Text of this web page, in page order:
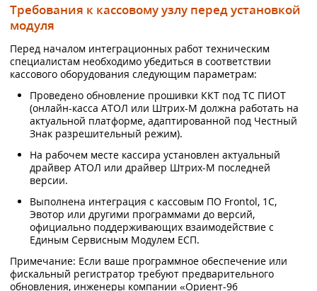
Требования к кассовому узлу перед установкой
модуля
Перед началом интеграционных работ техническим
специалистам необходимо убедиться в соответствии
кассового оборудования следующим параметрам:
Проведено обновление прошивки ККТ под ТС ПИОТ
(онлайн-касса АТОЛ или Штрих-М должна работать на
актуальной платформе, адаптированной под Честный
Знак разрешительный режим).
На рабочем месте кассира установлен актуальный
драйвер АТОЛ или драйвер Штрих-М последней
версии.
Выполнена интеграция с кассовым ПО Frontol, 1С,
Эвотор или другими программами до версий,
официально поддерживающих взаимодействие с
Единым Сервисным Модулем ЕСП.
Примечание: Если ваше программное обеспечение или
фискальный регистратор требуют предварительного
обновления, инженеры компании «Ориент-96